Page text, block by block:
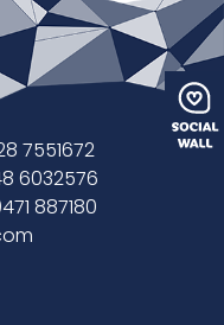
7551672
6032576
887180